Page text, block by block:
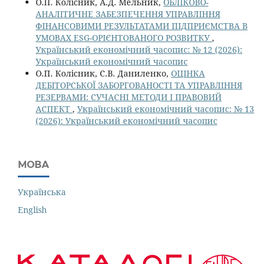
АНАЛІТИЧНЕ ЗАБЕЗПЕЧЕННЯ УПРАВЛІННЯ
ФІНАНСОВИМИ РЕЗУЛЬТАТАМИ ПІДПРИЄМСТВА В
УМОВАХ ESG-ОРІЄНТОВАНОГО РОЗВИТКУ,
Український економічний часопис: № 12 (2026):
Український економічний часопис
О.П. Колісник, С.В. Даниленко, ОЦІНКА
ДЕБІТОРСЬКОЇ ЗАБОРГОВАНОСТІ ТА УПРАВЛІННЯ
РЕЗЕРВАМИ: СУЧАСНІ МЕТОДИ І ПРАВОВИЙ
АСПЕКТ , Український економічний часопис: № 13
(2026): Український економічний часопис
МОВА
Українська
English